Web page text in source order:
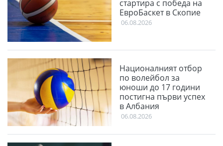
стартира с победа на
ЕвроБаскет в Скопие
06.08.2026
Националният отбор
по волейбол за
юноши до 17 години
постигна първи успех
в Албания
06.08.2026